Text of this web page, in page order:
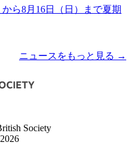
ら8月16日（日）まで夏期
ニュースをもっと見る →
Society